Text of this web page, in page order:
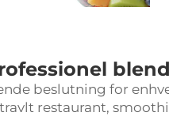
beslutning for
restaurant,